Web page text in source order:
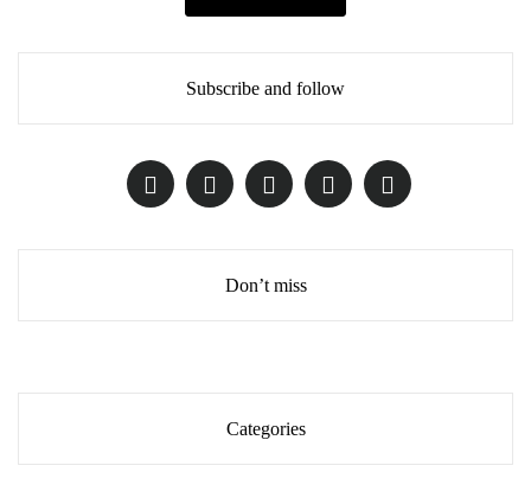
Subscribe and follow
Don’t miss
Categories